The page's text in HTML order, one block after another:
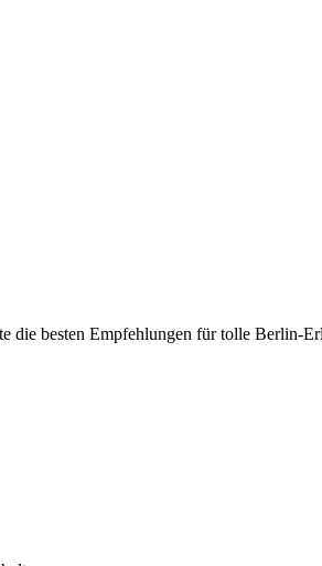
die besten Empfehlungen für tolle Berlin-